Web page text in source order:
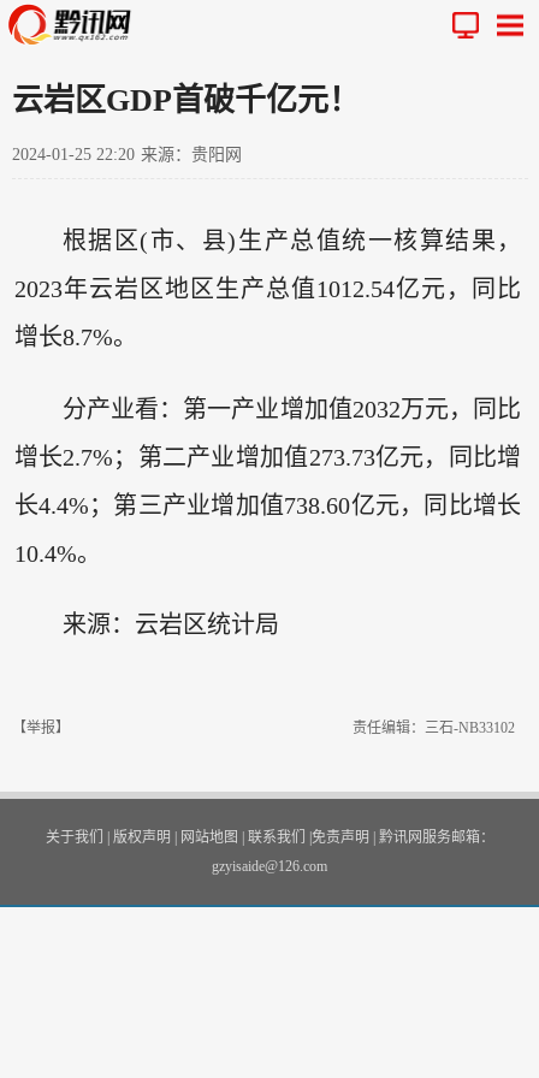
云岩区GDP首破千亿元！
2024-01-25 22:20 来源：贵阳网
根据区(市、县)生产总值统一核算结果，
2023年云岩区地区生产总值1012.54亿元，同比
增长8.7%。
分产业看：第一产业增加值2032万元，同比
增长2.7%；第二产业增加值273.73亿元，同比增
长4.4%；第三产业增加值738.60亿元，同比增长
10.4%。
来源：云岩区统计局
【举报】 责任编辑：三石-NB33102
关于我们 | 版权声明 | 网站地图 | 联系我们 |免责声明 | 黔讯网服务邮箱：
gzyisaide@126.com